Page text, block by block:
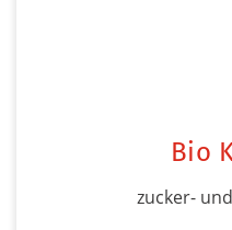
Bio
zucker-